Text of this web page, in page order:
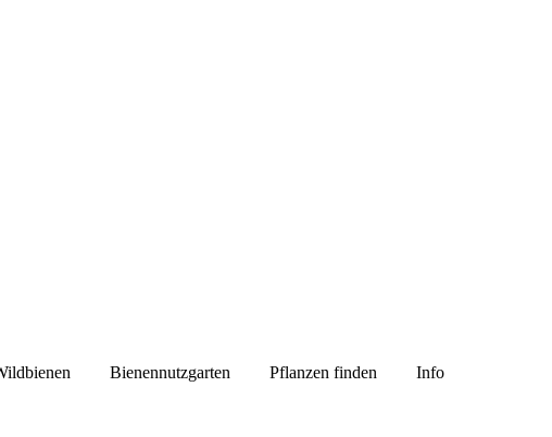
Bienennutzgarten Pflanzen finden Info